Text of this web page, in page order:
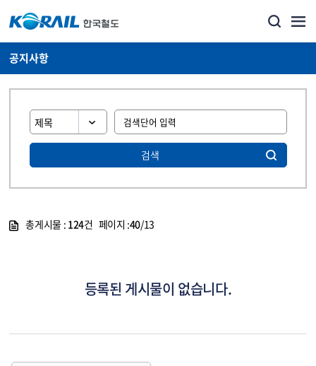
공지사항
검색
총게시물 : 124건 페이지 :40/13
등록된 게시물이 없습니다.